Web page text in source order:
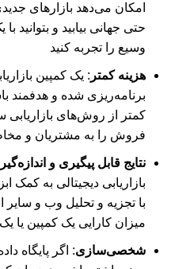
امکان می‌دهد بازارهای
حتی جهانی بیابید و
وسیع را تجربه کنید
هزینه کمتر : یک کمپین
برنامه‌ریزی شده و هدفمند
کمتر از روش‌های بازاریابی
فروش را به مشتریان و
نتایج قابل پیگیری و
بازاریابی دیجیتالی به
با تجزیه و تحلیل وب و سایر
میزان کارایی یک کمپین یا
شخصی‌سازی: اگر پایگاه